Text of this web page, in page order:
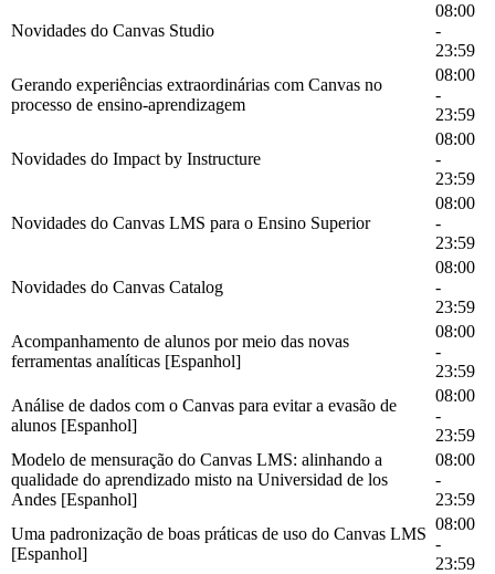
Novidades do Canvas Studio
08:00
-
23:59
Gerando experiências extraordinárias com Canvas no
processo de ensino-aprendizagem
08:00
-
23:59
Novidades do Impact by Instructure
08:00
-
23:59
Novidades do Canvas LMS para o Ensino Superior
08:00
-
23:59
Novidades do Canvas Catalog
08:00
-
23:59
Acompanhamento de alunos por meio das novas
ferramentas analíticas [Espanhol]
08:00
-
23:59
Análise de dados com o Canvas para evitar a evasão de
alunos [Espanhol]
08:00
-
23:59
Modelo de mensuração do Canvas LMS: alinhando a
qualidade do aprendizado misto na Universidad de los
Andes [Espanhol]
08:00
-
23:59
Uma padronização de boas práticas de uso do Canvas LMS
[Espanhol]
08:00
-
23:59